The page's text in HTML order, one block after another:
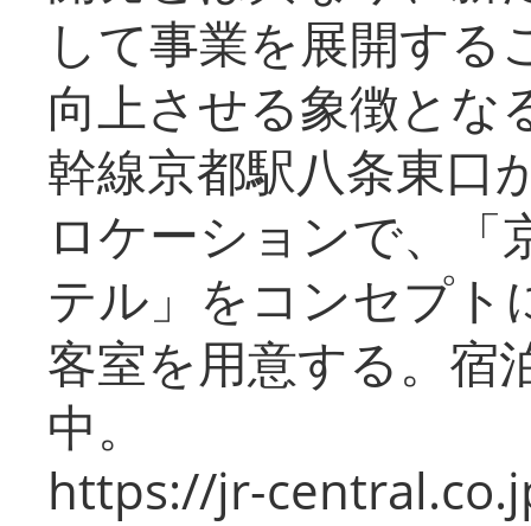
して事業を展開する
向上させる象徴とな
幹線京都駅八条東口
ロケーションで、「
テル」をコンセプト
客室を用意する。宿
中。
https://jr-